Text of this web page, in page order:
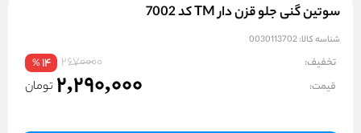
سوتین گنی جلو قزن دار TM کد 7002
شناسه کالا:0030113702
تخفیف: 2670000
14
%
قیمت: 2,290,000 تومان